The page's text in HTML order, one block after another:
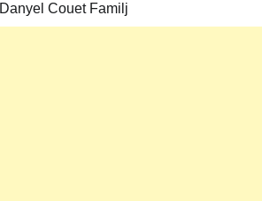
Danyel Couet Familj